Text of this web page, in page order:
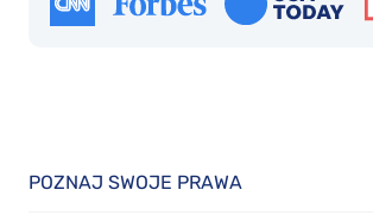
POZNAJ SWOJE PRAWA